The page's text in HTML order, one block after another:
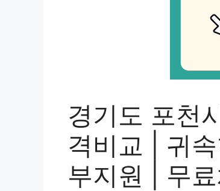
경기도 포천
격비교 | 귀
부지원 | 무